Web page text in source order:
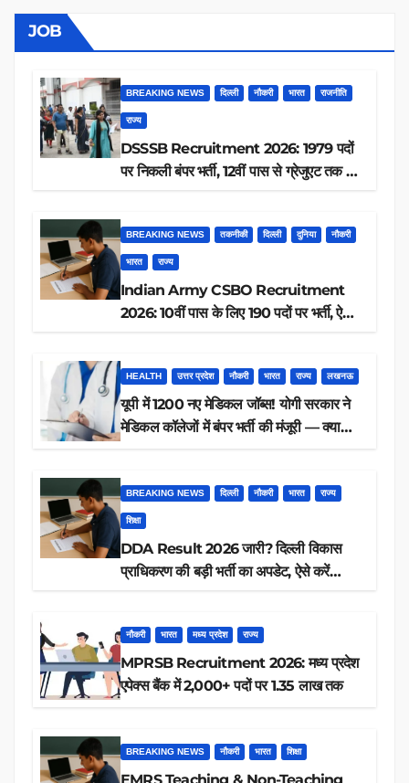
JOB
BREAKING NEWS दिल्ली नौकरी भारत राजनीति
राज्य
DSSSB Recruitment 2026: 1979 पदों
पर निकली बंपर भर्ती, 12वीं पास से ग्रेजुएट तक करें
BREAKING NEWS तकनीकी दिल्ली दुनिया नौकरी
भारत राज्य
Indian Army CSBO Recruitment
2026: 10वीं पास के लिए 190 पदों पर भर्ती, ऐसे
HEALTH उत्तर प्रदेश नौकरी भारत राज्य लखनऊ
यूपी में 1200 नए मेडिकल जॉब्स! योगी सरकार ने
मेडिकल कॉलेजों में बंपर भर्ती की मंजूरी — क्या
BREAKING NEWS दिल्ली नौकरी भारत राज्य
शिक्षा
DDA Result 2026 जारी? दिल्ली विकास
प्राधिकरण की बड़ी भर्ती का अपडेट, ऐसे करें
नौकरी भारत मध्य प्रदेश राज्य
MPRSB Recruitment 2026: मध्य प्रदेश
एपेक्स बैंक में 2,000+ पदों पर 1.35 लाख तक
BREAKING NEWS नौकरी भारत शिक्षा